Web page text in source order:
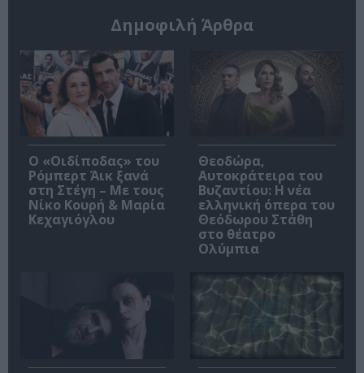
Δημοφιλή Άρθρα
O «Οιδίποδας» του
Ρόμπερτ Άικ ξανά
στη Στέγη – Με τους
Νίκο Κουρή & Μαρία
Κεχαγιόγλου
Θεοδώρα,
Αυτοκράτειρα του
Βυζαντίου: Η νέα
ελληνική όπερα του
Θεόδωρου Στάθη
στο θέατρο
Ολύμπια